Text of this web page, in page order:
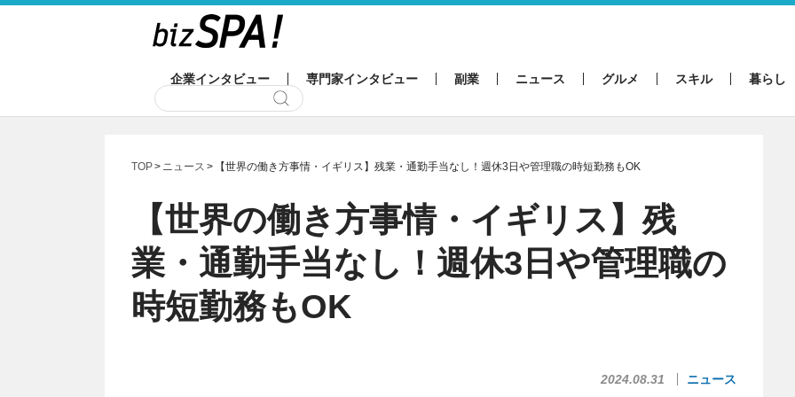
企業インタビュー 専門家インタビュー 副業 ニュース グルメ スキル 暮らし
TOP ニュース 【世界の働き方事情・イギリス】残業・通勤手当なし！週休3日や管理職の時短勤務もOK
【世界の働き方事情・イギリス】残
業・通勤手当なし！週休3日や管理職の
時短勤務もOK
2024.08.31 ニュース